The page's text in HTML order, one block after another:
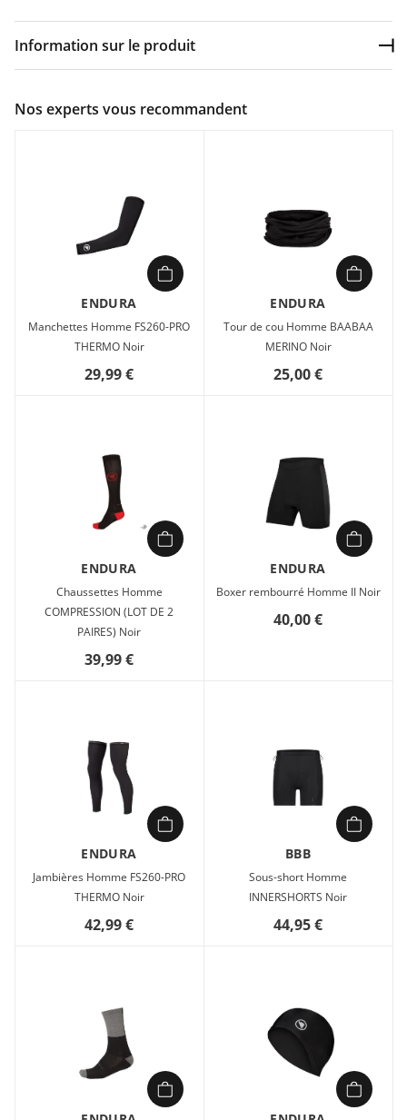
Information sur le produit
Naturellement anti odeur
Haut ratio chaleur/poids même mouillé
Essentiel d'hiver en fibres naturelles, le bonnet BaaBaa
Merino II est naturellement anti odeur. Il présente un haut
Nos experts vous recommandent
ENDURA
Manchettes Homme FS260-PRO
THERMO Noir
29,99 €
ENDURA
Tour de cou Homme BAABAA
MERINO Noir
25,00 €
ENDURA
Chaussettes Homme
COMPRESSION (LOT DE 2
PAIRES) Noir
39,99 €
ENDURA
Boxer rembourré Homme II Noir
40,00 €
ENDURA
Jambières Homme FS260-PRO
THERMO Noir
42,99 €
BBB
Sous-short Homme
INNERSHORTS Noir
44,95 €